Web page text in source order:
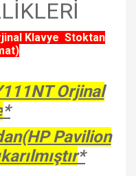
Klavye Stoktan
Orjinal
*
Pavilion
*